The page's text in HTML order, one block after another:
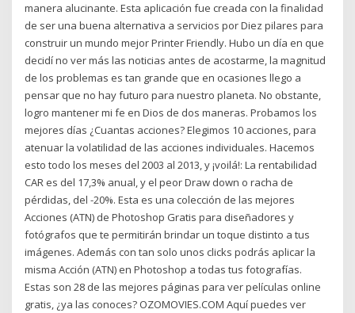
manera alucinante. Esta aplicación fue creada con la finalidad
de ser una buena alternativa a servicios por Diez pilares para
construir un mundo mejor Printer Friendly. Hubo un día en que
decidí no ver más las noticias antes de acostarme, la magnitud
de los problemas es tan grande que en ocasiones llego a
pensar que no hay futuro para nuestro planeta. No obstante,
logro mantener mi fe en Dios de dos maneras. Probamos los
mejores días ¿Cuantas acciones? Elegimos 10 acciones, para
atenuar la volatilidad de las acciones individuales. Hacemos
esto todo los meses del 2003 al 2013, y ¡voilá!: La rentabilidad
CAR es del 17,3% anual, y el peor Draw down o racha de
pérdidas, del -20%. Esta es una colección de las mejores
Acciones (ATN) de Photoshop Gratis para diseñadores y
fotógrafos que te permitirán brindar un toque distinto a tus
imágenes. Además con tan solo unos clicks podrás aplicar la
misma Acción (ATN) en Photoshop a todas tus fotografías.
Estas son 28 de las mejores páginas para ver películas online
gratis, ¿ya las conoces? OZOMOVIES.COM Aquí puedes ver